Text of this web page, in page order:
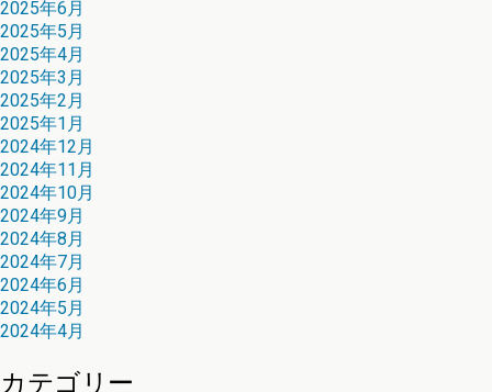
2025年6月
2025年5月
2025年4月
2025年3月
2025年2月
2025年1月
2024年12月
2024年11月
2024年10月
2024年9月
2024年8月
2024年7月
2024年6月
2024年5月
2024年4月
カテゴリー